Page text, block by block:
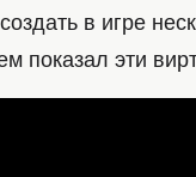
в игре
показал эти